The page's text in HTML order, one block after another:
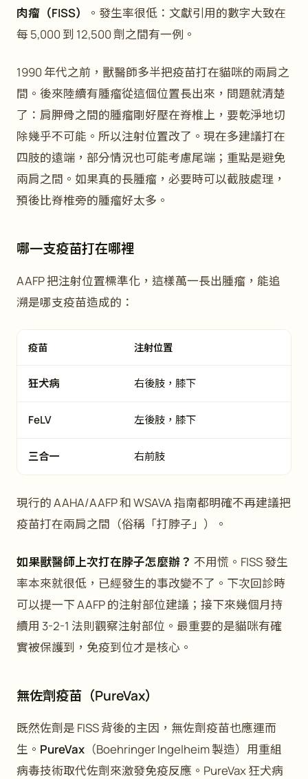
肉瘤（FISS）
。發生率很低：文獻引用的數字大致在
每 5,000 到 12,500 劑之間有一例。
1990 年代之前，獸醫師多半把疫苗打在貓咪的兩肩之
間。後來陸續有腫瘤從這個位置長出來，問題就清楚
了：肩胛骨之間的腫瘤剛好壓在脊椎上，要乾淨地切
除幾乎不可能。所以注射位置改了。現在多建議打在
四肢的遠端，部分情況也可能考慮尾端；重點是避免
兩肩之間。如果真的長腫瘤，必要時可以截肢處理，
預後比脊椎旁的腫瘤好太多。
哪一支疫苗打在哪裡
AAFP 把注射位置標準化，這樣萬一長出腫瘤，能追
溯是哪支疫苗造成的：
疫苗 注射位置
狂犬病 右後肢，膝下
FeLV 左後肢，膝下
三合一 右前肢
現行的 AAHA/AAFP 和 WSAVA 指南都明確不再建議把
疫苗打在兩肩之間（俗稱「打脖子」）。
如果獸醫師上次打在脖子怎麼辦？ 不用慌。FISS 發生
率本來就很低，已經發生的事改變不了。下次回診時
可以提一下 AAFP 的注射部位建議；接下來幾個月持
續用 3-2-1 法則觀察注射部位。最重要的是貓咪有確
實被保護到，免疫到位才是核心。
無佐劑疫苗（PureVax）
既然佐劑是 FISS 背後的主因，無佐劑疫苗也應運而
生。 PureVax （Boehringer Ingelheim 製造）用重組
病毒技術取代佐劑來激發免疫反應。PureVax 狂犬病